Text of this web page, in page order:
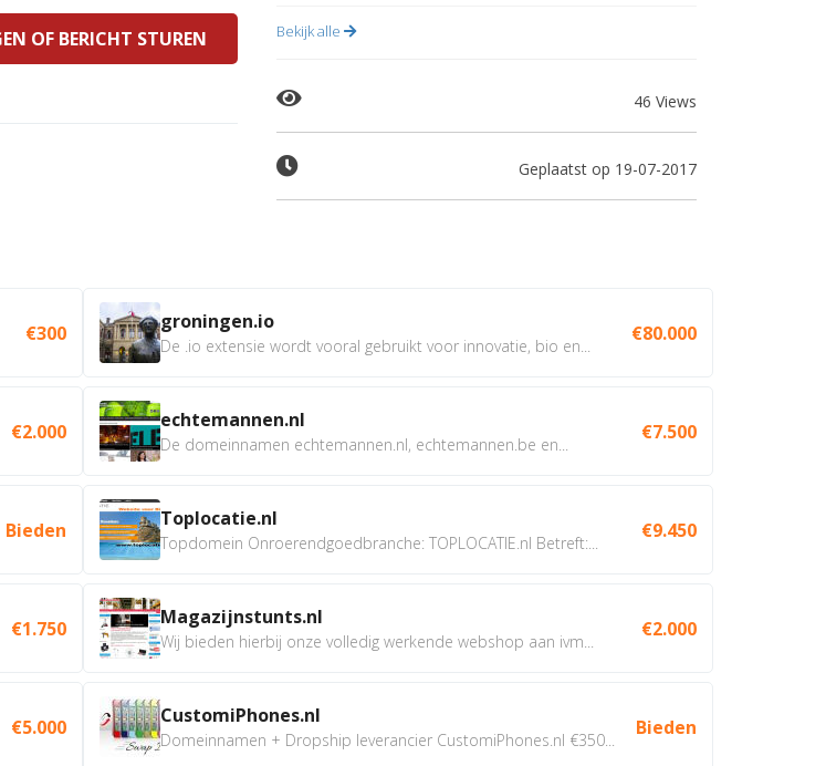
OF BERICHT STUREN Bekijk alle
46 Views
Geplaatst op 19-07-2017
€300
€2.000
Bieden
€1.750
€5.000
groningen.io
De .io extensie wordt vooral gebruikt voor innovatie, bio en...
€80.000
echtemannen.nl
De domeinnamen echtemannen.nl, echtemannen.be en...
€7.500
Toplocatie.nl
Topdomein Onroerendgoedbranche: TOPLOCATIE.nl Betreft:...
€9.450
Magazijnstunts.nl
Wij bieden hierbij onze volledig werkende webshop aan ivm...
€2.000
CustomiPhones.nl
Domeinnamen + Dropship leverancier CustomiPhones.nl €350...
Bieden